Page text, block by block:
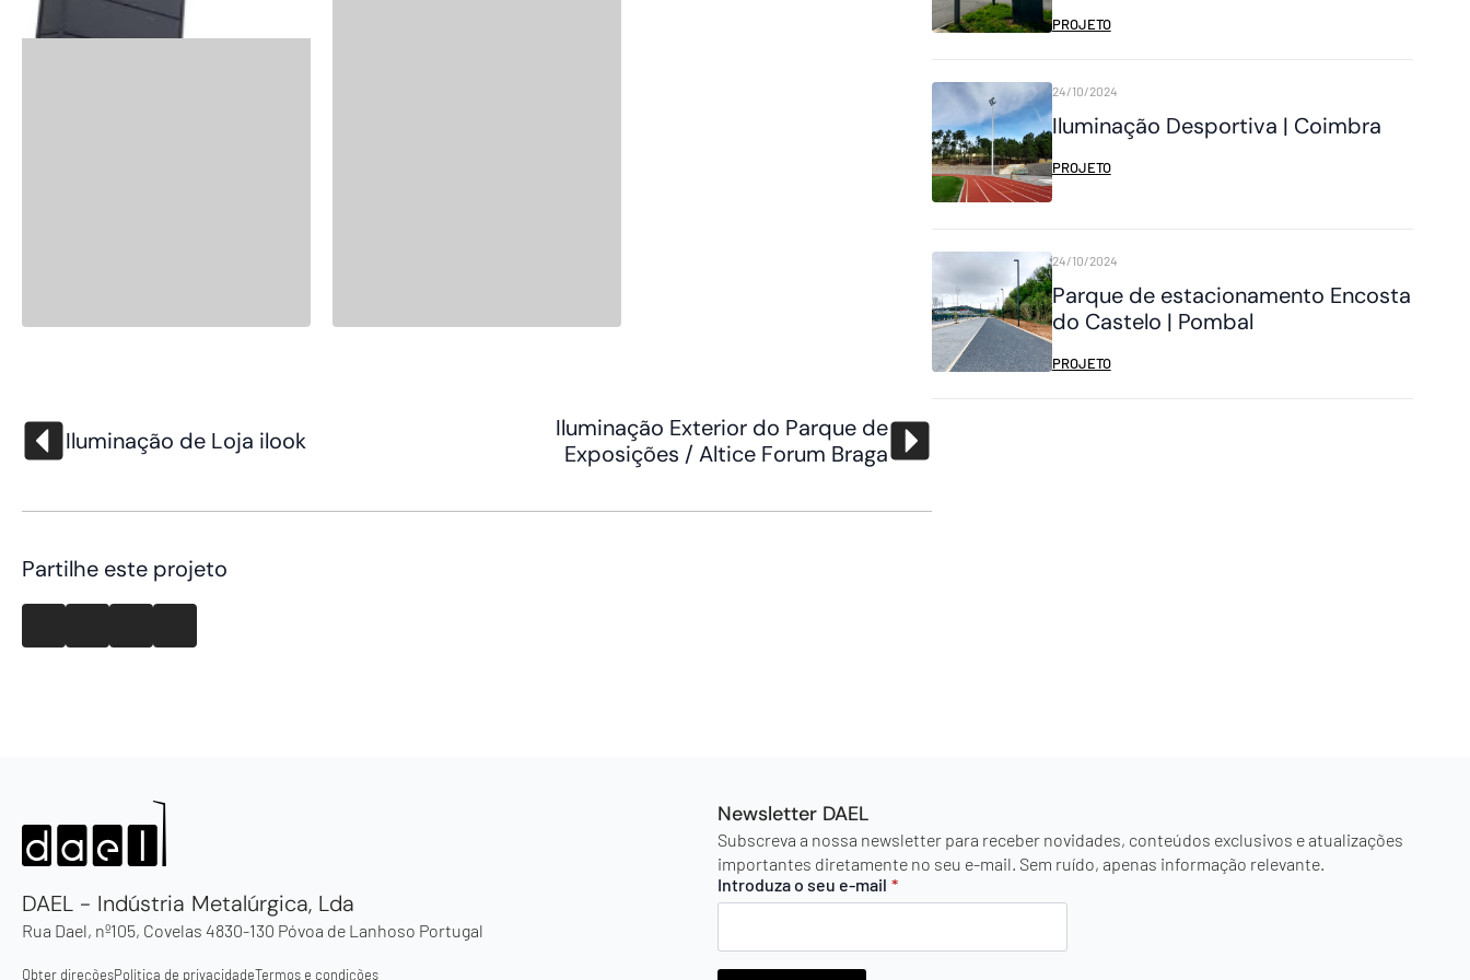
Iluminação de Loja ilook
Iluminação Exterior do Parque de
Exposições / Altice Forum Braga
Partilhe este projeto
PROJETO
Iluminação Desportiva | Coimbra
24/10/2024
PROJETO
Parque de estacionamento Encosta
do Castelo | Pombal
24/10/2024
PROJETO
DAEL - Indústria Metalúrgica, Lda
Rua Dael, nº105, Covelas 4830-130 Póvoa de Lanhoso Portugal
Obter direçõesPolítica de privacidadeTermos e condições
Newsletter DAEL
Subscreva a nossa newsletter para receber novidades, conteúdos exclusivos e atualizações
importantes diretamente no seu e-mail. Sem ruído, apenas informação relevante.
Introduza o seu e-mail *